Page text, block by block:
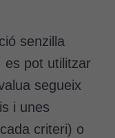
senzilla
es pot utilitzar
segueix
i unes
criteri) o